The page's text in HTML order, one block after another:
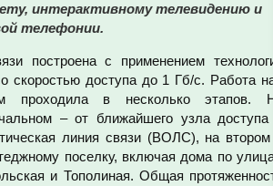
интерактивному телевидению и
телефонии.
построена с применением
скоростью доступа до 1 Гб/с. Работа
проходила в несколько этапов.
– от ближайшего узла
линия связи (ВОЛС), на
поселку, включая дома по
и Тополиная. Общая